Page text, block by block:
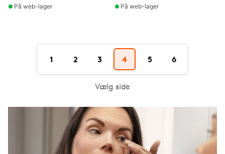
På web-lager På web-lager
1 2 3 4 5 6
Vælg side